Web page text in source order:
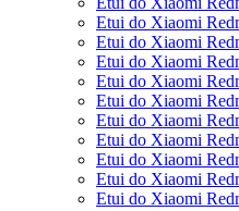
Etui do Xiaomi
Etui do Xiaomi
Etui do Xiaomi
Etui do Xiaomi
Etui do Xiaomi
Etui do Xiaomi
Etui do Xiaomi
Etui do Xiaomi
Etui do Xiaomi
Etui do Xiaomi